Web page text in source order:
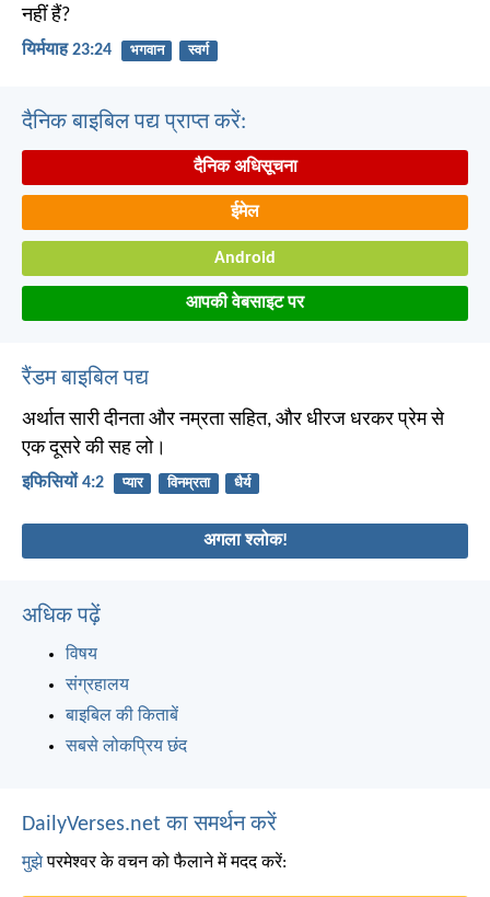
नहीं हैं?
यिर्मयाह 23:24 भगवान स्वर्ग
दैनिक बाइबिल पद्य प्राप्त करें:
दैनिक अधिसूचना
ईमेल
Android
आपकी वेबसाइट पर
रैंडम बाइबिल पद्य
अर्थात सारी दीनता और नम्रता सहित, और धीरज धरकर प्रेम से
एक दूसरे की सह लो।
इफिसियों 4:2 प्यार विनम्रता धैर्य
अगला श्लोक!
अधिक पढ़ें
विषय
संग्रहालय
बाइबिल की किताबें
सबसे लोकप्रिय छंद
DailyVerses.net का समर्थन करें
मुझेपरमेश्वर के वचन को फैलाने में मदद करें: